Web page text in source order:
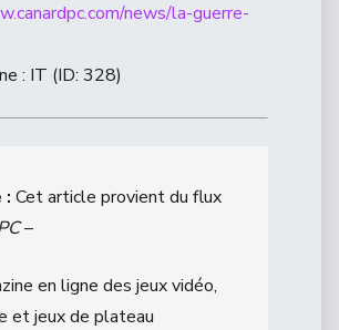
news/la-guerre-
: IT (ID: 328)
: Cet article provient du flux
–
en ligne des jeux vidéo,
et jeux de plateau